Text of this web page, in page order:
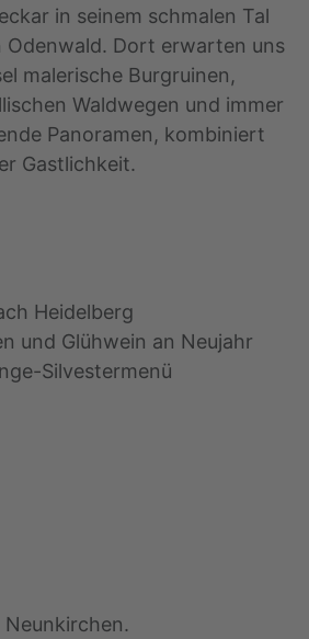
in seinem schmalen Tal
Odenwald. Dort erwarten uns
malerische Burgruinen,
Waldwegen und immer
Panoramen, kombiniert
Gastlichkeit.
Heidelberg
und Glühwein an Neujahr
Silvestermenü
Neunkirchen.